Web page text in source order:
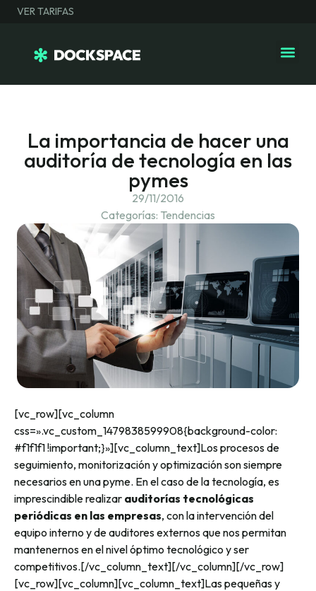
VER TARIFAS
La importancia de hacer una
auditoría de tecnología en las
pymes
29/11/2016
Categorías: Tendencias
[vc_row][vc_column
css=».vc_custom_1479838599908{background-color:
#f1f1f1 !important;}»][vc_column_text]Los procesos de
seguimiento, monitorización y optimización son siempre
necesarios en una pyme. En el caso de la tecnología, es
imprescindible realizar auditorías tecnológicas
periódicas en las empresas, con la intervención del
equipo interno y de auditores externos que nos permitan
mantenernos en el nivel óptimo tecnológico y ser
competitivos.[/vc_column_text][/vc_column][/vc_row]
[vc_row][vc_column][vc_column_text]Las pequeñas y